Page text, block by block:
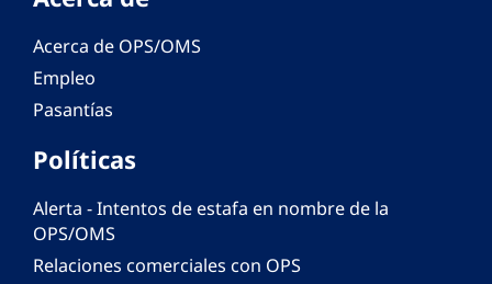
Acerca de OPS/OMS
Empleo
Pasantías
Políticas
Alerta - Intentos de estafa en nombre de la
OPS/OMS
Relaciones comerciales con OPS